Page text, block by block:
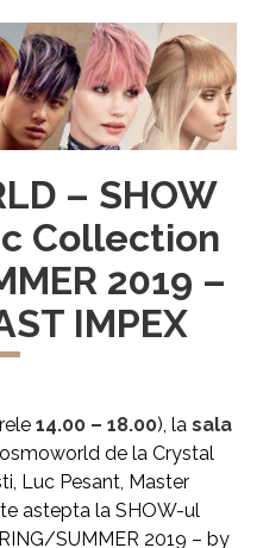
– SHOW
Collection
2019 –
IMPEX
14.00 – 18.00), lasala
de la Crystal
Luc Pesant, Master
astepta la SHOW-ul
SUMMER 2019 – by